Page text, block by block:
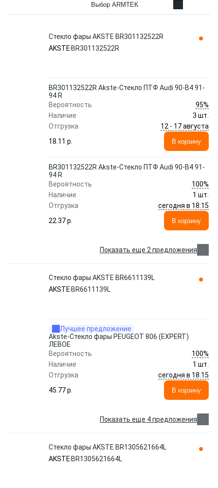
Выбор ARMTEK
Стекло фары AKSTE BR301132522R
AKSTE BR301132522R
BR301132522R Akste-Стекло ПТФ Audi 90-B4 91-
94 R
Вероятность
95%
Наличие
3 шт.
Отгрузка
12 - 17 августа
18.11 p.
В корзину
BR301132522R Akste-Стекло ПТФ Audi 90-B4 91-
94 R
Вероятность
100%
Наличие
1 шт.
Отгрузка
сегодня в 18:15
22.37 p.
В корзину
Показать еще 2 предложения
Стекло фары AKSTE BR6611139L
AKSTE BR6611139L
Лучшее предложение
Akste-Стекло фары PEUGEOT 806 (EXPERT)
ЛЕВОЕ
Вероятность
100%
Наличие
1 шт.
Отгрузка
сегодня в 18:15
45.77 p.
В корзину
Показать еще 4 предложения
Стекло фары AKSTE BR1305621664L
AKSTE BR1305621664L